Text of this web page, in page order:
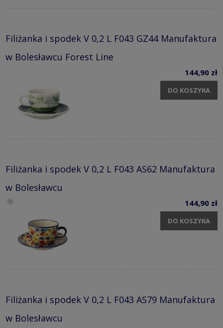
Filiżanka i spodek V 0,2 L F043 GZ44 Manufaktura
w Bolesławcu Forest Line
144,90 zł
DO KOSZYKA
Filiżanka i spodek V 0,2 L F043 AS62 Manufaktura
w Bolesławcu
144,90 zł
DO KOSZYKA
Filiżanka i spodek V 0,2 L F043 AS79 Manufaktura
w Bolesławcu